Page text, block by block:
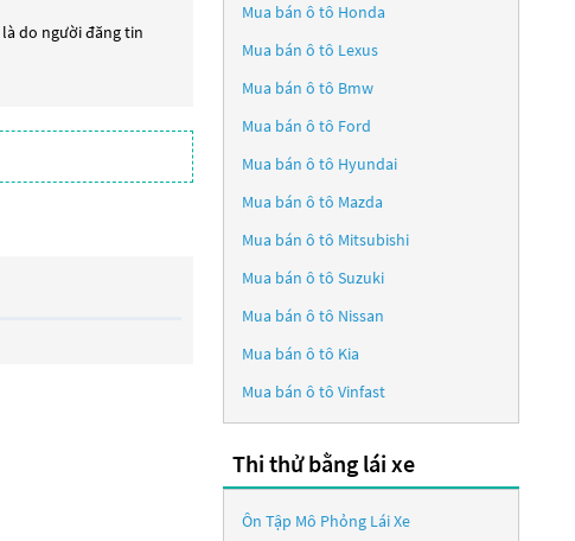
do người đăng tin
Mua bán ô tô Honda
Mua bán ô tô Lexus
Mua bán ô tô Bmw
Mua bán ô tô Ford
Mua bán ô tô Hyundai
Mua bán ô tô Mazda
Mua bán ô tô Mitsubishi
Mua bán ô tô Suzuki
Mua bán ô tô Nissan
Mua bán ô tô Kia
Mua bán ô tô Vinfast
Thi thử bằng lái xe
Ôn Tập Mô Phỏng Lái Xe